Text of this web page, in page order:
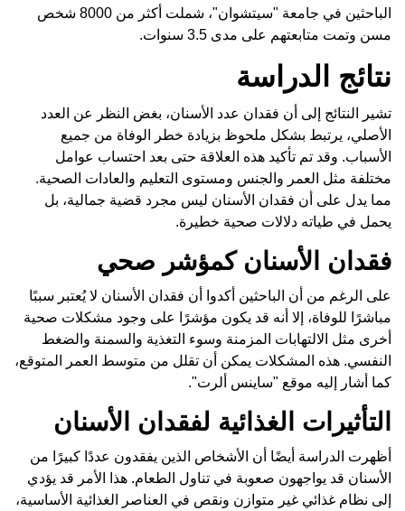
الباحثين في جامعة "سيتشوان"، شملت أكثر من 8000 شخص
مسن وتمت متابعتهم على مدى 3.5 سنوات.
نتائج الدراسة
تشير النتائج إلى أن فقدان عدد الأسنان، بغض النظر عن العدد
الأصلي، يرتبط بشكل ملحوظ بزيادة خطر الوفاة من جميع
الأسباب. وقد تم تأكيد هذه العلاقة حتى بعد احتساب عوامل
مختلفة مثل العمر والجنس ومستوى التعليم والعادات الصحية.
مما يدل على أن فقدان الأسنان ليس مجرد قضية جمالية، بل
يحمل في طياته دلالات صحية خطيرة.
فقدان الأسنان كمؤشر صحي
على الرغم من أن الباحثين أكدوا أن فقدان الأسنان لا يُعتبر سببًا
مباشرًا للوفاة، إلا أنه قد يكون مؤشرًا على وجود مشكلات صحية
أخرى مثل الالتهابات المزمنة وسوء التغذية والسمنة والضغط
النفسي. هذه المشكلات يمكن أن تقلل من متوسط العمر المتوقع،
كما أشار إليه موقع "ساينس ألرت".
التأثيرات الغذائية لفقدان الأسنان
أظهرت الدراسة أيضًا أن الأشخاص الذين يفقدون عددًا كبيرًا من
الأسنان قد يواجهون صعوبة في تناول الطعام. هذا الأمر قد يؤدي
إلى نظام غذائي غير متوازن ونقص في العناصر الغذائية الأساسية،